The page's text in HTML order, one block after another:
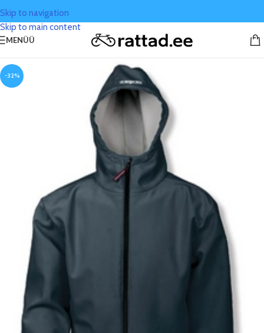
Skip to navigation
Skip to main content
MENÜÜ
-32%